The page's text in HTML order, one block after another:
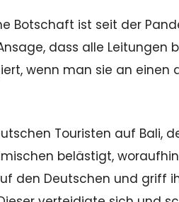
Botschaft ist seit der
dass alle Leitungen
wenn man sie an einen
Touristen auf Bali,
belästigt,
den Deutschen und griff